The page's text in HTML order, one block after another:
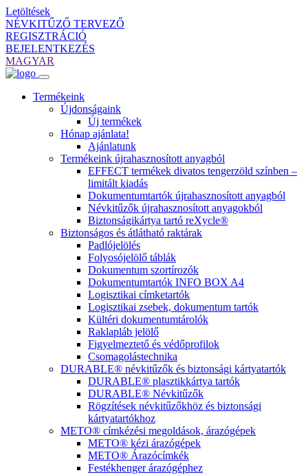
Letöltések
NÉVKITŰZŐ TERVEZŐ
REGISZTRÁCIÓ
BEJELENTKEZÉS
MAGYAR
Termékeink
Újdonságaink
Új termékek
Hónap ajánlata!
Ajánlatunk
Termékeink újrahasznosított anyagból
EFFECT termékek divatos tengerzöld színben –
limitált kiadás
Dokumentumtartók újrahasznosított anyagból
Névkitűzők újrahasznosított anyagokból
Biztonságikártya tartó reXycle®
Biztonságos és átlátható raktárak
Padlójelölés
Folyosójelölő táblák
Dokumentum szortírozók
Dokumentumtartók INFO BOX A4
Logisztikai címketartók
Logisztikai zsebek, dokumentum tartók
Kültéri dokumentumtárolók
Raklapláb jelölő
Figyelmeztető és védőprofilok
Csomagolástechnika
DURABLE® névkitűzők és biztonsági kártyatartók
DURABLE® plasztikkártya tartók
DURABLE® Névkitűzők
Rögzítések névkitűzőkhöz és biztonsági
kártyatartókhoz
METO® címkézési megoldások, árazógépek
METO® kézi árazógépek
METO® Árazócímkék
Festékhenger árazógéphez